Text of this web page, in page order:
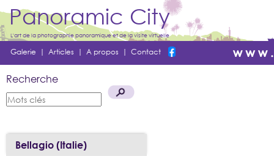
Panoramic City
L'art de la photographie panoramique et de la visite virtuelle
Galerie | Articles | A propos | Contact
Recherche
Bellagio (Italie)